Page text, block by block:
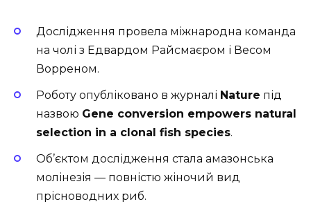
Дослідження провела міжнародна команда
на чолі з Едвардом Райсмаєром і Весом
Ворреном.
Роботу опубліковано в журналі Nature під
назвою Gene conversion empowers natural
selection in a clonal fish species.
Об’єктом дослідження стала амазонська
молінезія — повністю жіночий вид
прісноводних риб.